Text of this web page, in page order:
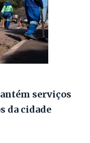
serviços
da cidade